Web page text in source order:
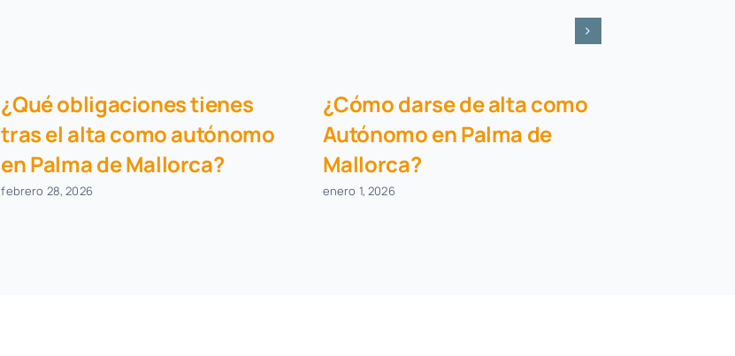
¿Qué obligaciones tienes
tras el alta como autónomo
en Palma de Mallorca?
febrero 28, 2026
¿Cómo darse de alta como
Autónomo en Palma de
Mallorca?
enero 1, 2026